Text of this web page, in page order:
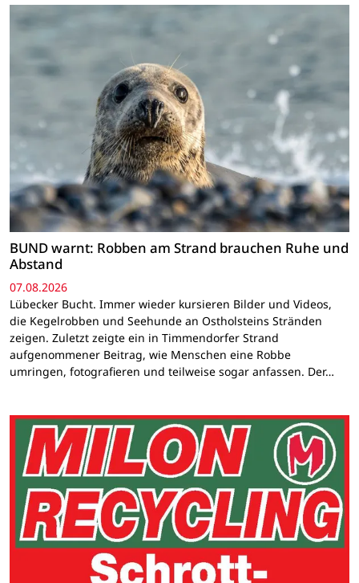
BUND warnt: Robben am Strand brauchen Ruhe und
Abstand
07.08.2026
Lübecker Bucht. Immer wieder kursieren Bilder und Videos,
die Kegelrobben und Seehunde an Ostholsteins Stränden
zeigen. Zuletzt zeigte ein in Timmendorfer Strand
aufgenommener Beitrag, wie Menschen eine Robbe
umringen, fotografieren und teilweise sogar anfassen. Der…